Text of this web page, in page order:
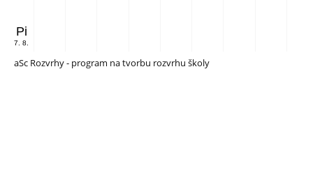
Pi
7. 8.
aSc Rozvrhy - program na tvorbu rozvrhu školy